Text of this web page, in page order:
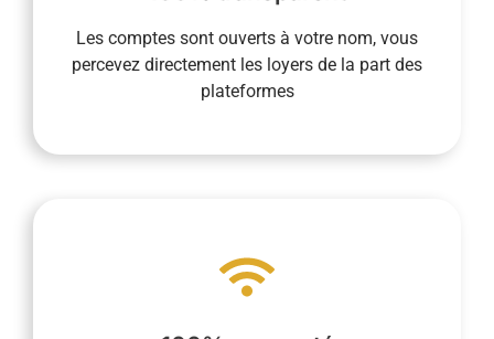
Les comptes sont ouverts à votre nom, vous
percevez directement les loyers de la part des
plateformes
La transparence est essentielle pour nous.
Les comptes ouverts à votre nom vous
permettent d’être le destinataire direct des
à toutes les étapes de la vie quotidienne pour
vous faciliter la vie.